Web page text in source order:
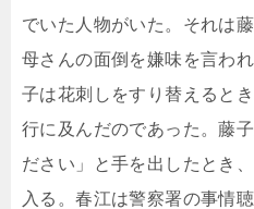
でいた人物がいた。それは
母さんの面倒を嫌味を言わ
子は花刺しをすり替えると
行に及んだのであった。藤
ださい」と手を出したとき
入る。春江は警察署の事情